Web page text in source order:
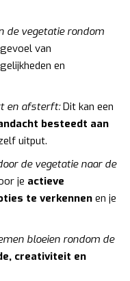
de vegetatie rondom
van
en
en afsterft:Dit kan een
besteedt aan
uitput.
de vegetatie naar de
je actieve
te verkennen en je
bloeien rondom de
creativiteit en